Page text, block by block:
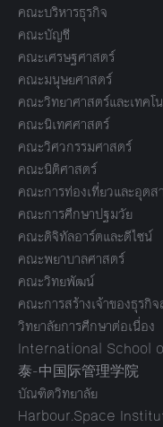
คณะบริหารธุรกิจ
คณะบัญชี
คณะเศรษฐศาสตร์
คณะมนุษยศาสตร์
คณะวิทยาศาสตร์และเทคโ
คณะนิเทศศาสตร์
คณะวิศวกรรมศาสตร์
คณะนิติศาสตร์
คณะการท่องเที่ยวและอุตส
คณะการศึกษาปฐมวัย
คณะดิจิทัลอาร์ตและดีไซน์
คณะพยาบาลศาสตร์
คณะวิทยพัฒน์
คณะการสร้างเจ้าของธุรกิ
วิทยาลัยการศึกษาต่อเนื่อง
International School
泰-中国际管理学院
บัณฑิตวิทยาลัย
Harbour.Space